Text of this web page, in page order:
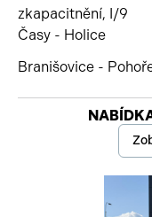
zkapacitnění, I/9
Časy - Holice
Branišovice -
Začátek reklamy
Konec reklamy